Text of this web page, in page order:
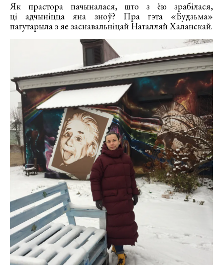
Як прастора пачыналася, што з ёю зрабілася,
ці адчыніцца яна зноў? Пра гэта «Будзьма»
пагутарыла з яе заснавальніцай Наталляй Халанскай.